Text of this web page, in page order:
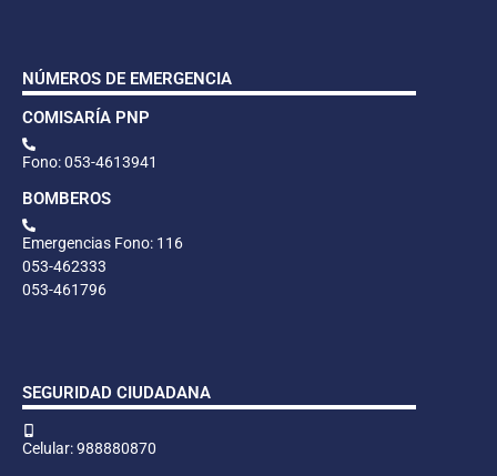
NÚMEROS DE EMERGENCIA
COMISARÍA PNP
Fono: 053-4613941
BOMBEROS
Emergencias Fono: 116
053-462333
053-461796
SEGURIDAD CIUDADANA
Celular: 988880870